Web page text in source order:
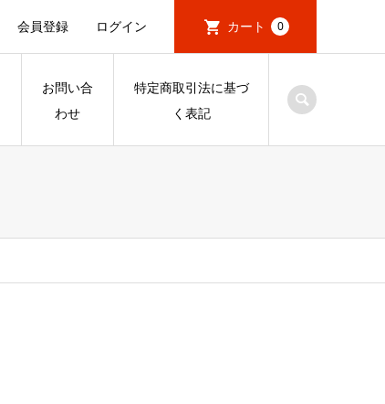
会員登録 ログイン カート 0
お問い合
わせ
特定商取引法に基づ
く表記